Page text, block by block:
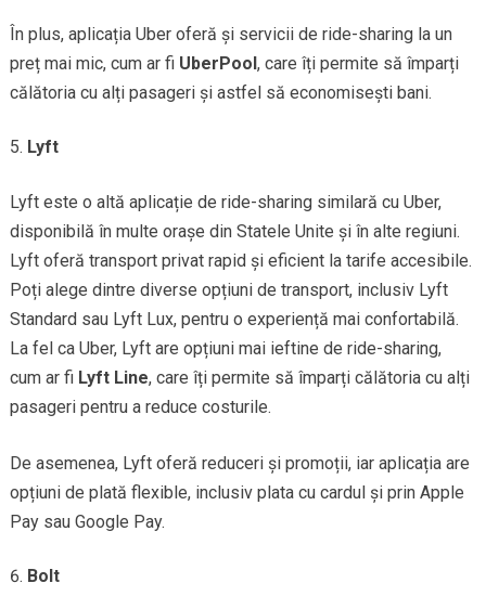
În plus, aplicația Uber oferă și servicii de ride-sharing la un
preț mai mic, cum ar fi UberPool, care îți permite să împarți
călătoria cu alți pasageri și astfel să economisești bani.
Lyft
Lyft este o altă aplicație de ride-sharing similară cu Uber,
disponibilă în multe orașe din Statele Unite și în alte regiuni.
Lyft oferă transport privat rapid și eficient la tarife accesibile.
Poți alege dintre diverse opțiuni de transport, inclusiv Lyft
Standard sau Lyft Lux, pentru o experiență mai confortabilă.
La fel ca Uber, Lyft are opțiuni mai ieftine de ride-sharing,
cum ar fi Lyft Line, care îți permite să împarți călătoria cu alți
pasageri pentru a reduce costurile.
De asemenea, Lyft oferă reduceri și promoții, iar aplicația are
opțiuni de plată flexible, inclusiv plata cu cardul și prin Apple
Pay sau Google Pay.
Bolt